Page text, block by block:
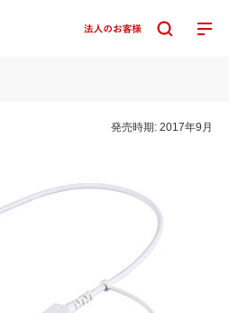
発売時期:2017年9月